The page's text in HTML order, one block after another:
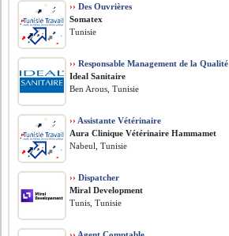
›› Des Ouvrières
Somatex
Tunisie
›› Responsable Management de la Qualité
Ideal Sanitaire
Ben Arous, Tunisie
›› Assistante Vétérinaire
Aura Clinique Vétérinaire Hammamet
Nabeul, Tunisie
›› Dispatcher
Miral Development
Tunis, Tunisie